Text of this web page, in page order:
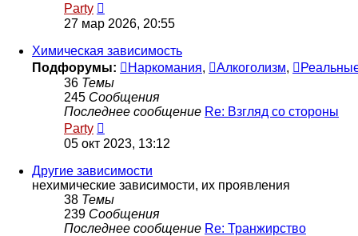
Party
к
последнему
сообщению
27 мар 2026, 20:55
Химическая зависимость
Подфорумы:
Наркомания, Алкоголизм,
36 Темы
245 Сообщения
Последнее сообщение Re: Взгляд со стороны
Party
к
последнему
сообщению
05 окт 2023, 13:12
Другие зависимости
нехимические зависимости, их проявления
38 Темы
239 Сообщения
Последнее сообщение Re: Транжирство